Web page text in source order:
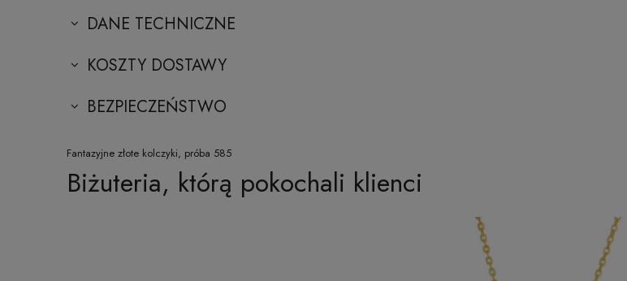
DANE TECHNICZNE
KOSZTY DOSTAWY
BEZPIECZEŃSTWO
Fantazyjne złote kolczyki, próba 585
Biżuteria, którą pokochali klienci